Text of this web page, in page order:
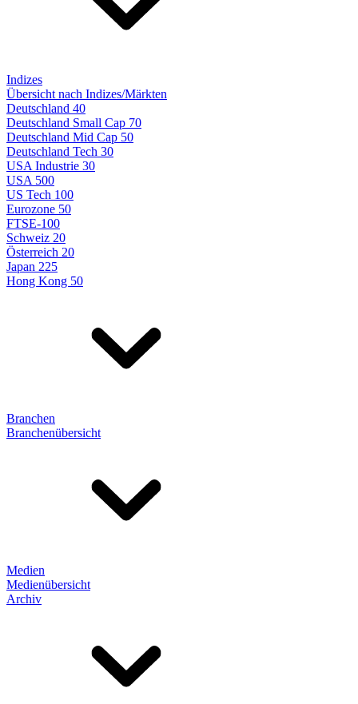
Indizes
Übersicht nach Indizes/Märkten
Deutschland 40
Deutschland Small Cap 70
Deutschland Mid Cap 50
Deutschland Tech 30
USA Industrie 30
USA 500
US Tech 100
Eurozone 50
FTSE-100
Schweiz 20
Österreich 20
Japan 225
Hong Kong 50
Branchen
Branchenübersicht
Medien
Medienübersicht
Archiv